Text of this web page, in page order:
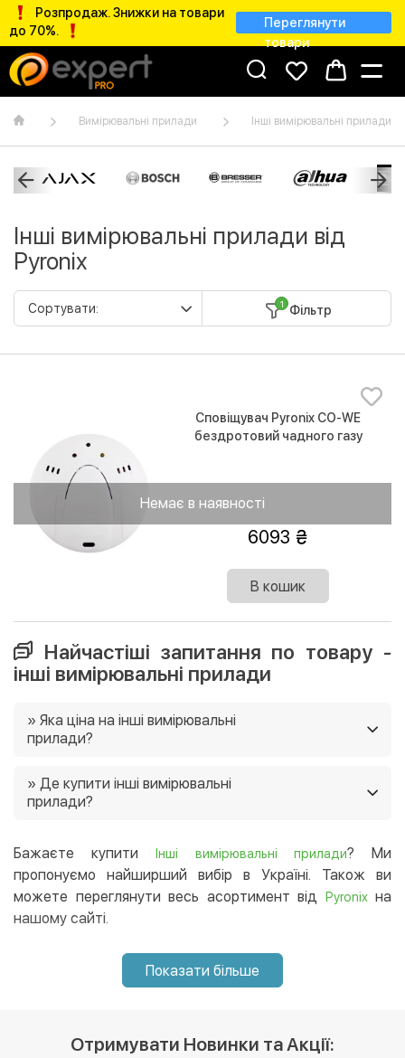
Розпродаж. Знижки на товари
до 70%.
Переглянути
товари
Вимірювальні прилади Інші вимірювальні прилади
Інші вимірювальні прилади від
Pyronix
1 Фільтр
Немає в наявності
Сповіщувач Pyronix CO-WE
бездротовий чадного газу
6093
В кошик
Найчастіші запитання по товару -
інші вимірювальні прилади
» Яка ціна на інші вимірювальні
прилади?
від 219 грн. Ще у нас постійно діють акції, і часто є
можливість придбати товар зі знижками 🙂
» Де купити інші вимірювальні
прилади?
інтернет-магазині, і ми доставимо їх в будь-який
регіон України. 😉
Бажаєте купитиІнші вимірювальні прилади? Ми
пропонуємо найширший вибір в Україні. Також ви
можете переглянути весь асортимент від
Pyronixна
нашому сайті.
Показати більше
Отримувати Новинки та Акції: